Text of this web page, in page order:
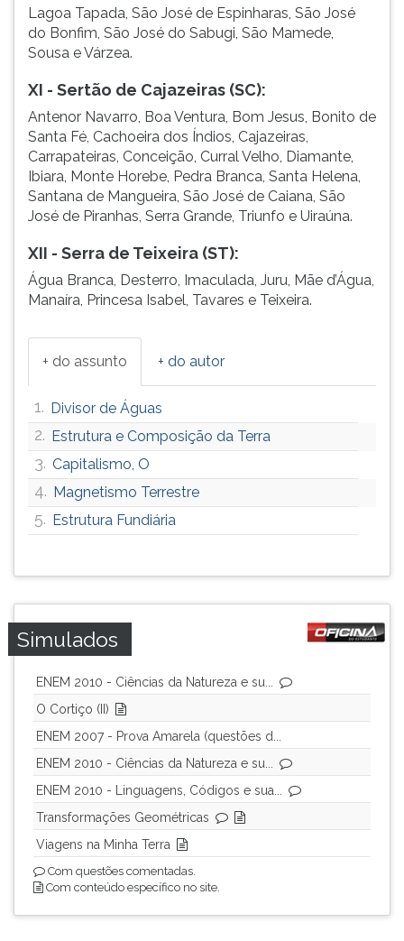
Lagoa Tapada, São José de Espinharas, São José
do Bonfim, São José do Sabugi, São Mamede,
Sousa e Várzea.
XI - Sertão de Cajazeiras (SC):
Antenor Navarro, Boa Ventura, Bom Jesus, Bonito de
Santa Fé, Cachoeira dos Índios, Cajazeiras,
Carrapateiras, Conceição, Curral Velho, Diamante,
Ibiara, Monte Horebe, Pedra Branca, Santa Helena,
Santana de Mangueira, São José de Caiana, São
José de Piranhas, Serra Grande, Triunfo e Uiraúna.
XII - Serra de Teixeira (ST):
Água Branca, Desterro, Imaculada, Juru, Mãe d’Água,
Manaíra, Princesa Isabel, Tavares e Teixeira.
+ do assunto + do autor
1. Divisor de Águas
2. Estrutura e Composição da Terra
3. Capitalismo, O
4. Magnetismo Terrestre
5. Estrutura Fundiária
Simulados
ENEM 2010 - Ciências da Natureza e su...
O Cortiço (II)
ENEM 2007 - Prova Amarela (questões d...
ENEM 2010 - Ciências da Natureza e su...
ENEM 2010 - Linguagens, Códigos e sua...
Transformações Geométricas
Viagens na Minha Terra
Com questões comentadas.
Com conteúdo específico no site.